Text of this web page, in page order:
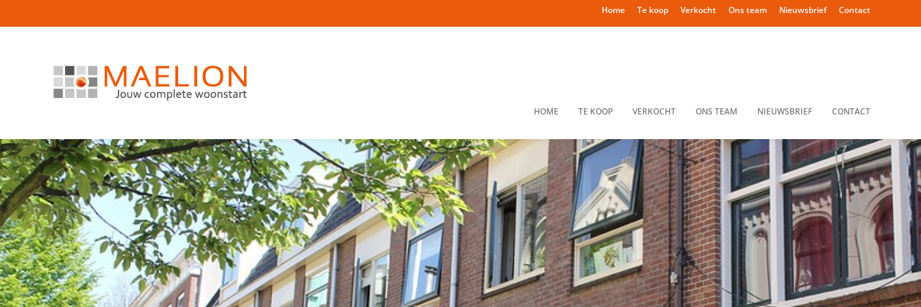
Home Te koop Verkocht Ons team Nieuwsbrief Contact
HOME TE KOOP VERKOCHT ONS TEAM NIEUWSBRIEF CONTACT